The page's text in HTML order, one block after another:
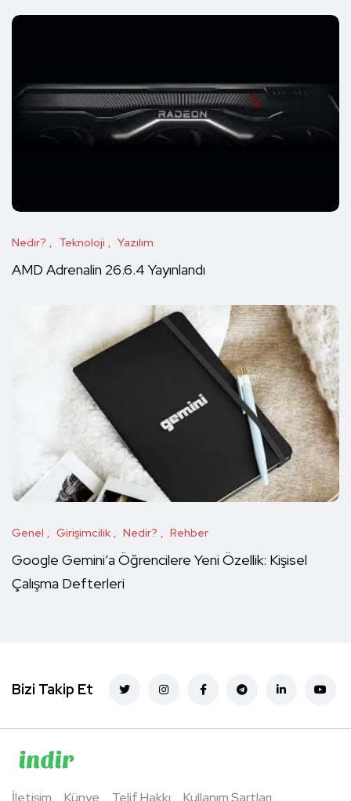
Nedir? Teknoloji Yazılım
AMD Adrenalin 26.6.4 Yayınlandı
Genel Girişimcilik Nedir? Rehber
Google Gemini’a Öğrencilere Yeni Özellik: Kişisel
Çalışma Defterleri
Bizi Takip Et
İletişim Künye Telif Hakkı Kullanım Şartları